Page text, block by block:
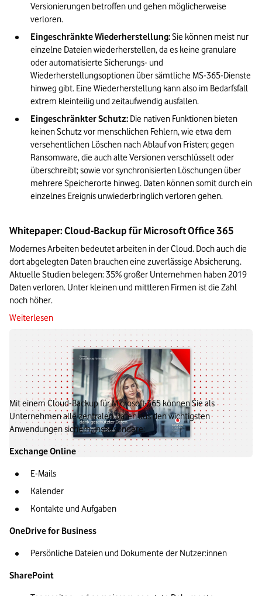
Versionierungen betroffen und gehen möglicherweise
verloren.
Eingeschränkte Wiederherstellung: Sie können meist nur
einzelne Dateien wiederherstellen, da es keine granulare
oder automatisierte Sicherungs- und
Wiederherstellungsoptionen über sämtliche MS-365-Dienste
hinweg gibt. Eine Wiederherstellung kann also im Bedarfsfall
extrem kleinteilig und zeitaufwendig ausfallen.
Eingeschränkter Schutz: Die nativen Funktionen bieten
keinen Schutz vor menschlichen Fehlern, wie etwa dem
versehentlichen Löschen nach Ablauf von Fristen; gegen
Ransomware, die auch alte Versionen verschlüsselt oder
überschreibt; sowie vor synchronisierten Löschungen über
mehrere Speicherorte hinweg. Daten können somit durch ein
einzelnes Ereignis unwiederbringlich verloren gehen.
Whitepaper: Cloud-Backup für Microsoft Office 365
Modernes Arbeiten bedeutet arbeiten in der Cloud. Doch auch die
dort abgelegten Daten brauchen eine zuverlässige Absicherung.
Aktuelle Studien belegen: 35% großer Unternehmen haben 2019
Daten verloren. Unter kleinen und mittleren Firmen ist die Zahl
noch höher.
Verlasse Vodafone Webseite: Zum Whitepaper
Weiterlesen
Exchange, OneDrive & Co.: Welche Daten können
Sie sichern?
Mit einem Cloud-Backup für Microsoft 365 können Sie als
Unternehmen alle zentralen Daten aus den wichtigsten
Anwendungen sichern, insbesondere:
Exchange Online
E-Mails
Kalender
Kontakte und Aufgaben
OneDrive for Business
Persönliche Dateien und Dokumente der Nutzer:innen
SharePoint